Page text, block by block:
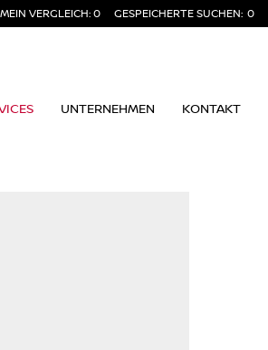
MEIN VERGLEICH:0 GESPEICHERTE SUCHEN: 0
UNTERNEHMEN KONTAKT